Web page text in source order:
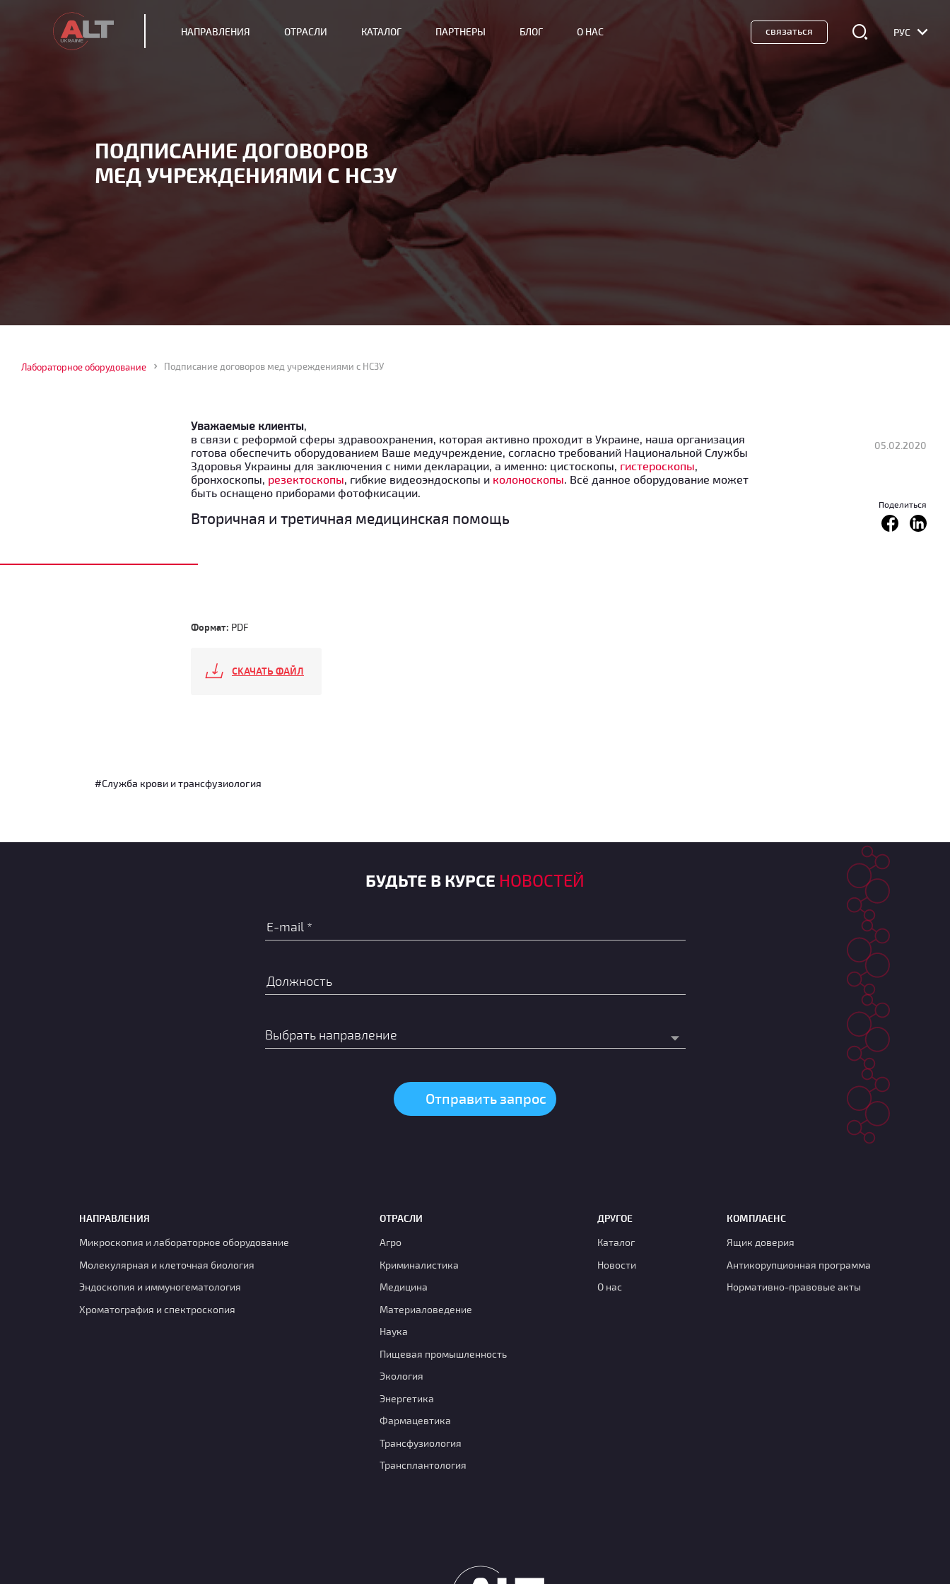
ПОДПИСАНИЕ ДОГОВОРОВ
МЕД УЧРЕЖДЕНИЯМИ С НСЗУ
НАПРАВЛЕНИЯ ОТРАСЛИ КАТАЛОГ ПАРТНЕРЫ БЛОГ О НАС связаться РУС
Лабораторное оборудование Подписание договоров мед учреждениями с НСЗУ
05.02.2020
Поделиться
Уважаемые клиенты,
в связи с реформой сферы здравоохранения, которая активно проходит в Украине, наша организация
готова обеспечить оборудованием Ваше медучреждение, согласно требований Национальной Службы
Здоровья Украины для заключения с ними декларации, а именно: цистоскопы, гистероскопы,
бронхоскопы, резектоскопы, гибкие видеоэндоскопы и колоноскопы. Всё данное оборудование может
быть оснащено приборами фотофкисации.
Вторичная и третичная медицинская помощь
Формат: PDF
СКАЧАТЬ ФАЙЛ
#Служба крови и трансфузиология
БУДЬТЕ В КУРСЕ НОВОСТЕЙ
НАПРАВЛЕНИЯ
Микроскопия и лабораторное оборудование
Молекулярная и клеточная биология
Эндоскопия и иммуногематология
Хроматография и спектроскопия
ОТРАСЛИ
Агро
Криминалистика
Медицина
Материаловедение
Наука
Пищевая промышленность
Экология
Энергетика
Фармацевтика
Транcфузиология
Трансплантология
ДРУГОЕ
Каталог
Новости
О нас
КОМПЛАЕНС
Ящик доверия
Антикорупционная программа
Нормативно-правовые акты